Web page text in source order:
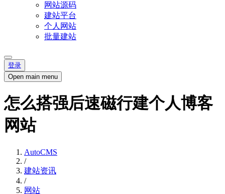
网站源码
建站平台
个人网站
批量建站
登录
Open main menu
怎么搭强后速磁行建个人博客
网站
AutoCMS
/
建站资讯
/
网站